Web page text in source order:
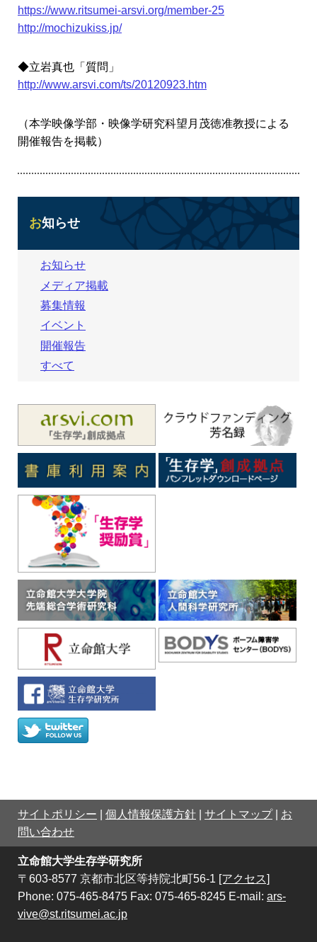
https://www.ritsumei-arsvi.org/member-25
http://mochizukiss.jp/
◆立岩真也「質問」
http://www.arsvi.com/ts/20120923.htm
（本学映像学部・映像学研究科望月茂徳准教授による
開催報告を掲載）
お知らせ
お知らせ
メディア掲載
募集情報
イベント
開催報告
すべて
サイトポリシー 個人情報保護方針 サイトマップ| お
問い合わせ
立命館大学生存学研究所
〒603-8577 京都市北区等持院北町56-1 [アクセス]
Phone: 075-465-8475 Fax: 075-465-8245 E-mail: ars-
vive@st.ritsumei.ac.jp